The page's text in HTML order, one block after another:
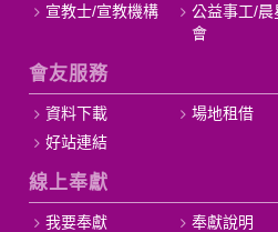
宣教士/宣教機構
公益事工/晨
會
會友服務
資料下載 場地租借
好站連結
線上奉獻
我要奉獻 奉獻說明